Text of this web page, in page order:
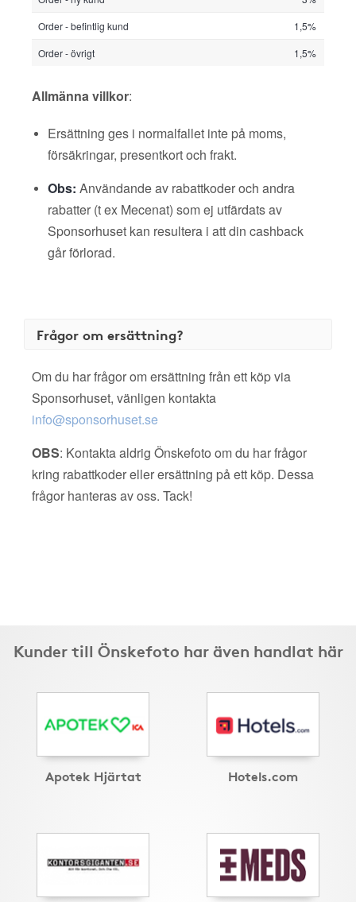
Order - befintlig kund
1,5%
Order - övrigt
1,5%
Allmänna villkor:
Ersättning ges i normalfallet inte på moms,
försäkringar, presentkort och frakt.
Obs: Användande av rabattkoder och andra
rabatter (t ex Mecenat) som ej utfärdats av
Sponsorhuset kan resultera i att din cashback
går förlorad.
Frågor om ersättning?
Om du har frågor om ersättning från ett köp via
Sponsorhuset, vänligen kontakta
info@sponsorhuset.se
OBS: Kontakta aldrig Önskefoto om du har frågor
kring rabattkoder eller ersättning på ett köp. Dessa
frågor hanteras av oss. Tack!
Kunder till Önskefoto har även handlat här
Apotek Hjärtat Hotels.com